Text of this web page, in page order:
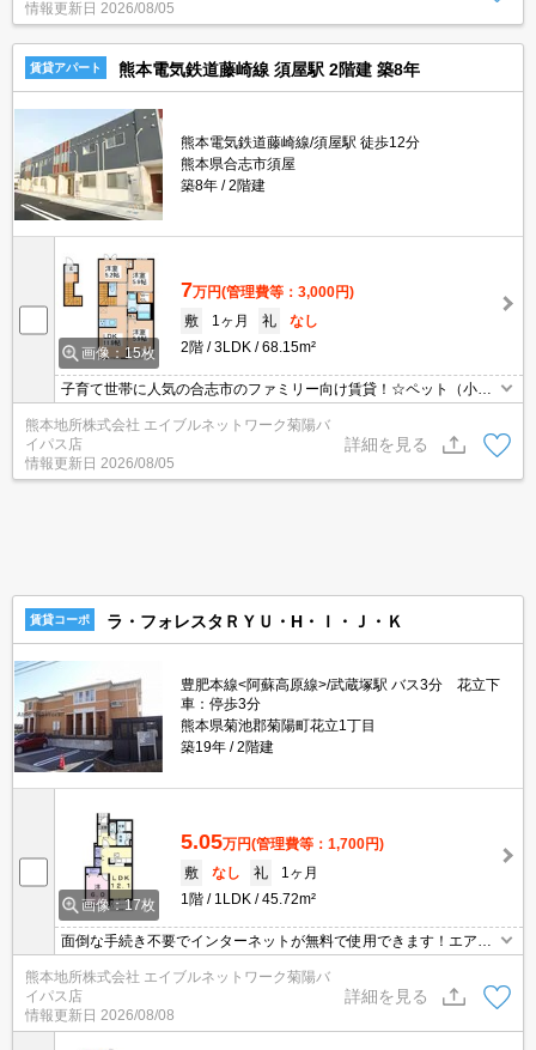
情報更新日 2026/08/05
賃貸アパート 熊本電気鉄道藤崎線 須屋駅 2階建 築8年
熊本電気鉄道藤崎線/須屋駅 徒歩12分
熊本県合志市須屋
築8年
2階建
画像：15枚
7万円(管理費等：3,000円)
敷
1ヶ月 礼
なし
2階
3LDK 68.15m²
子育て世帯に人気の合志市のファミリー向け賃貸！☆ペット（小型
実！☆収納量も多くお荷物の多いファミリ世帯にオススメ！☆
熊本地所株式会社 エイブルネットワーク菊陽バ
イパス店
情報更新日 2026/08/05
詳細を見る
賃貸コーポ ラ・フォレスタＲＹＵ・H・Ｉ・Ｊ・Ｋ
豊肥本線<阿蘇高原線>/武蔵塚駅 バス3分 花立下
車：停歩3分
熊本県菊池郡菊陽町花立1丁目
築19年
2階建
画像：17枚
5.05万円(管理費等：1,700円)
敷
なし 礼
1ヶ月
1階
1LDK 45.72m²
面倒な手続き不要でインターネットが無料で使用できます！エアコ
熊本地所株式会社 エイブルネットワーク菊陽バ
イパス店
情報更新日 2026/08/08
詳細を見る